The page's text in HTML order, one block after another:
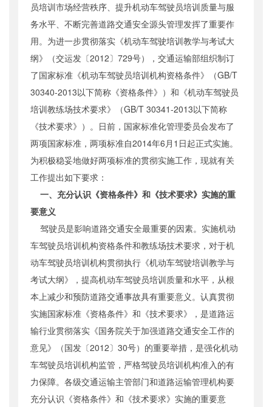
员培训市场经营秩序、提升机动车驾驶员培训质量与服
务水平、不断完善道路交通安全源头管理发挥了重要作
用。为进一步贯彻落实《机动车驾驶培训教学与考试大
纲》（交运发〔2012〕729号），交通运输部组织制订
了国家标准《机动车驾驶员培训机构资格条件》（GB/T
30340-2013以下简称《资格条件》）和《机动车驾驶员
培训教练场技术要求》（GB/T 30341-2013以下简称
《技术要求》）。日前，国家标准化管理委员会发布了
两项国家标准，两项标准自2014年6月1日起正式实施。
为积极稳妥地做好两项标准的贯彻实施工作，现就有关
工作提出如下要求：
一、充分认识《资格条件》和《技术要求》实施的重
要意义
驾驶员是影响道路交通安全最重要的因素。实施机动
车驾驶员培训机构资格条件和教练场技术要求，对于机
动车驾驶员培训机构贯彻执行《机动车驾驶培训教学与
考试大纲》，提高机动车驾驶员培训质量和水平，从根
本上减少和预防道路交通事故具有重要意义。认真贯彻
实施国家标准《资格条件》和《技术要求》，是道路运
输行业贯彻落实《国务院关于加强道路交通安全工作的
意见》（国发〔2012〕30号）的重要举措，是强化机动
车驾驶员培训机构监管，严格驾驶员培训机构准入的有
力保障。各级交通运输主管部门和道路运输管理机构要
充分认识《资格条件》和《技术要求》实施的重要意